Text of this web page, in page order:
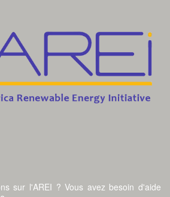
sur l'AREI ? Vous avez besoin d'aide